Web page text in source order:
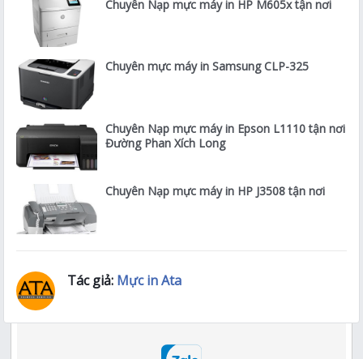
Chuyên Nạp mực máy in HP M605x tận nơi
Chuyên mực máy in Samsung CLP-325
Chuyên Nạp mực máy in Epson L1110 tận nơi
Đường Phan Xích Long
Chuyên Nạp mực máy in HP J3508 tận nơi
Tác giả: Mực in Ata